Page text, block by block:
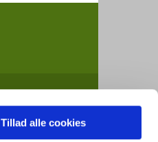
Tillad alle cookies